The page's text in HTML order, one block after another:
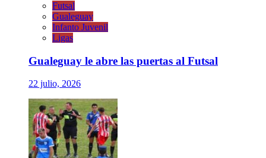
Futsal
Gualeguay
Infanto Juvenil
Ligas
Gualeguay le abre las puertas al Futsal
22 julio, 2026